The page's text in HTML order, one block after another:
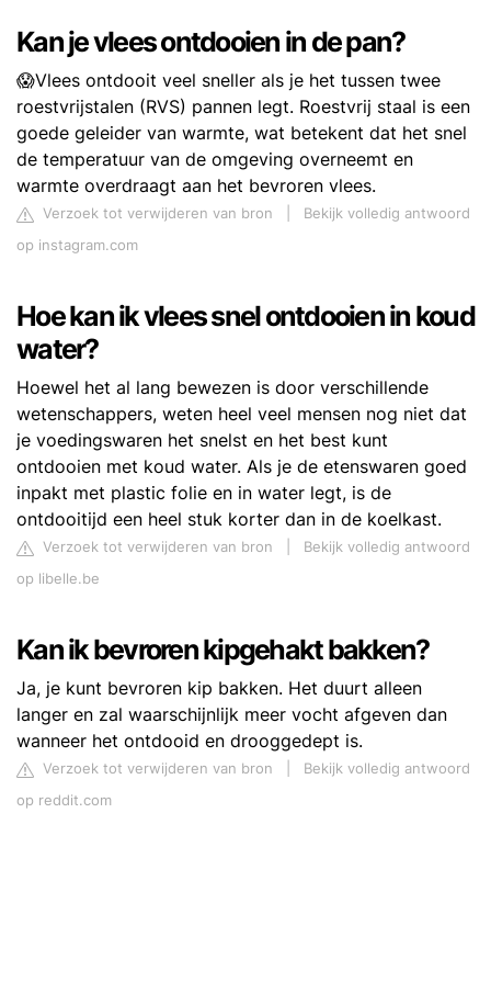
Kan je vlees ontdooien in de pan?
😱Vlees ontdooit veel sneller als je het tussen twee
roestvrijstalen (RVS) pannen legt. Roestvrij staal is een
goede geleider van warmte, wat betekent dat het snel
de temperatuur van de omgeving overneemt en
warmte overdraagt aan het bevroren vlees.
Verzoek tot verwijderen van bron
Bekijk volledig antwoord
op instagram.com
Hoe kan ik vlees snel ontdooien in koud
water?
Hoewel het al lang bewezen is door verschillende
wetenschappers, weten heel veel mensen nog niet dat
je voedingswaren het snelst en het best kunt
ontdooien met koud water. Als je de etenswaren goed
inpakt met plastic folie en in water legt, is de
ontdooitijd een heel stuk korter dan in de koelkast.
Verzoek tot verwijderen van bron
Bekijk volledig antwoord
op libelle.be
Kan ik bevroren kipgehakt bakken?
Ja, je kunt bevroren kip bakken. Het duurt alleen
langer en zal waarschijnlijk meer vocht afgeven dan
wanneer het ontdooid en drooggedept is.
Verzoek tot verwijderen van bron
Bekijk volledig antwoord
op reddit.com